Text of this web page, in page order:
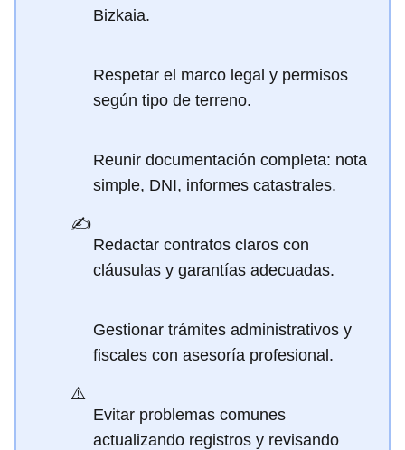
Bizkaia.
Respetar el marco legal y permisos
según tipo de terreno.
Reunir documentación completa: nota
simple, DNI, informes catastrales.
✍️
Redactar contratos claros con
cláusulas y garantías adecuadas.
Gestionar trámites administrativos y
fiscales con asesoría profesional.
⚠️
Evitar problemas comunes
actualizando registros y revisando